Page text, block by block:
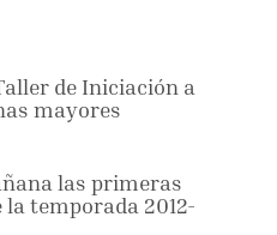
de Iniciación a
mayores
las primeras
temporada 2012-